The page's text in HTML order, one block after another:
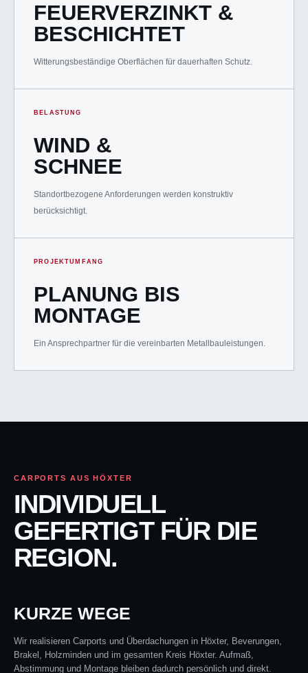
FEUERVERZINKT &
BESCHICHTET
Witterungsbeständige Oberflächen für dauerhaften Schutz.
BELASTUNG
WIND &
SCHNEE
Standortbezogene Anforderungen werden konstruktiv
berücksichtigt.
PROJEKTUMFANG
PLANUNG BIS
MONTAGE
Ein Ansprechpartner für die vereinbarten Metallbauleistungen.
CARPORTS AUS HÖXTER
INDIVIDUELL
GEFERTIGT FÜR DIE
REGION.
KURZE WEGE
Wir realisieren Carports und Überdachungen in Höxter, Beverungen,
Brakel, Holzminden und im gesamten Kreis Höxter. Aufmaß,
Abstimmung und Montage bleiben dadurch persönlich und direkt.